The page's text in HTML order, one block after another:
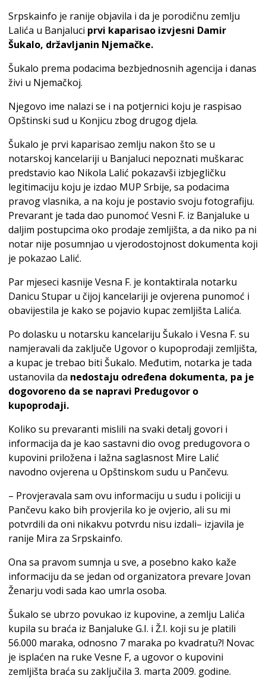
Srpskainfo je ranije objavila i da je porodičnu zemlju
Lalića u Banjaluci prvi kaparisao izvjesni Damir
Šukalo, državljanin Njemačke.
Šukalo prema podacima bezbjednosnih agencija i danas
živi u Njemačkoj.
Njegovo ime nalazi se i na potjernici koju je raspisao
Opštinski sud u Konjicu zbog drugog djela.
Šukalo je prvi kaparisao zemlju nakon što se u
notarskoj kancelariji u Banjaluci nepoznati muškarac
predstavio kao Nikola Lalić pokazavši izbjegličku
legitimaciju koju je izdao MUP Srbije, sa podacima
pravog vlasnika, a na koju je postavio svoju fotografiju.
Prevarant je tada dao punomoć Vesni F. iz Banjaluke u
daljim postupcima oko prodaje zemljišta, a da niko pa ni
notar nije posumnjao u vjerodostojnost dokumenta koji
je pokazao Lalić.
Par mjeseci kasnije Vesna F. je kontaktirala notarku
Danicu Stupar u čijoj kancelariji je ovjerena punomoć i
obavijestila je kako se pojavio kupac zemljišta Lalića.
Po dolasku u notarsku kancelariju Šukalo i Vesna F. su
namjeravali da zaključe Ugovor o kupoprodaji zemljišta,
a kupac je trebao biti Šukalo. Međutim, notarka je tada
ustanovila da nedostaju određena dokumenta, pa je
dogovoreno da se napravi Predugovor o
kupoprodaji.
Koliko su prevaranti mislili na svaki detalj govori i
informacija da je kao sastavni dio ovog predugovora o
kupovini priložena i lažna saglasnost Mire Lalić
navodno ovjerena u Opštinskom sudu u Pančevu.
– Provjeravala sam ovu informaciju u sudu i policiji u
Pančevu kako bih provjerila ko je ovjerio, ali su mi
potvrdili da oni nikakvu potvrdu nisu izdali– izjavila je
ranije Mira za Srpskainfo.
Ona sa pravom sumnja u sve, a posebno kako kaže
informaciju da se jedan od organizatora prevare Jovan
Ženarju vodi sada kao umrla osoba.
Šukalo se ubrzo povukao iz kupovine, a zemlju Lalića
kupila su braća iz Banjaluke G.I. i Ž.I. koji su je platili
56.000 maraka, odnosno 7 maraka po kvadratu?! Novac
je isplaćen na ruke Vesne F, a ugovor o kupovini
zemljišta braća su zaključila 3. marta 2009. godine.